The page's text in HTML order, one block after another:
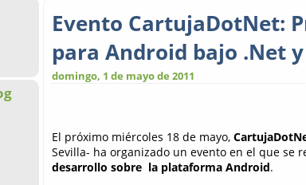
Evento CartujaDotNet:
para Android bajo .Net y
domingo, 1 de mayo de 2011
El próximo miércoles 18 de mayo,
Sevilla- ha organizado un evento en el que se
desarrollo sobre la plataforma Android.